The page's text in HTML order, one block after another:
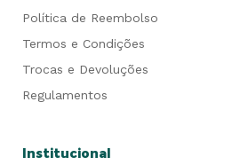
Política de Reembolso
Termos e Condições
Trocas e Devoluções
Regulamentos
Institucional